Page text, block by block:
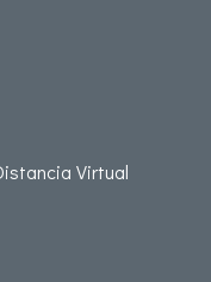
Virtual